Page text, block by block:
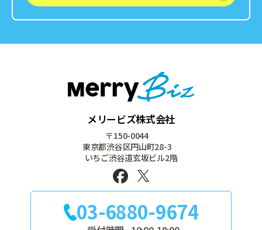
03-6880-9674
メリービズ株式会社
〒150-0044
東京都渋谷区円山町28-3
いちご渋谷道玄坂ビル2階